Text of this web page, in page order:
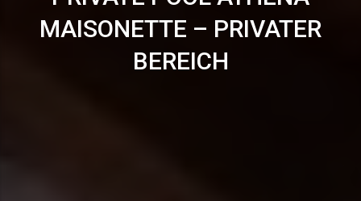
MAISONETTE – PRIVATER
BEREICH